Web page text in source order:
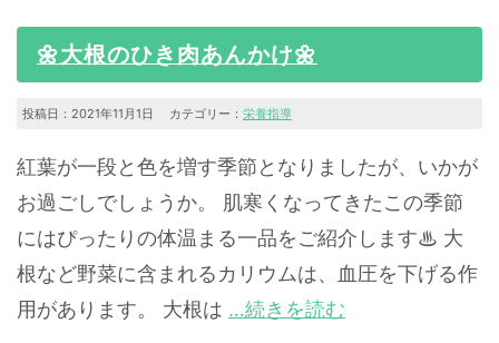
🌼大根のひき肉あんかけ🌼
投稿日：2021年11月1日 カテゴリー： 栄養指導
紅葉が一段と色を増す季節となりましたが、いかが
お過ごしでしょうか。 肌寒くなってきたこの季節
にはぴったりの体温まる一品をご紹介します♨ 大
根など野菜に含まれるカリウムは、血圧を下げる作
用があります。 大根は …続きを読む